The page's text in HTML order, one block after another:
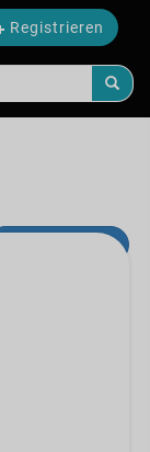
Registrieren